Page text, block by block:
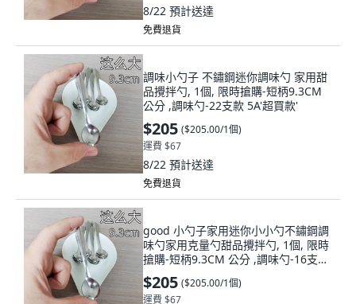
8/22 預計送達
免費退貨
調味小勺子 不鏽鋼迷你調味勺 家用甜
品攪拌勺, 1個, 限時搶購-短柄9.3CM
公分 ,調味勺-22支款 5A'超買款'
$205 ($205.00/1個)
運費 $67
8/22 預計送達
免費退貨
good 小勺子家用迷你小小勺不鏽鋼調
味勺家用克量勺甜品攪拌勺, 1個, 限時
搶購-短柄9.3CM 公分 ,調味勺-16支款
5A'爆買款'
$205 ($205.00/1個)
運費 $67